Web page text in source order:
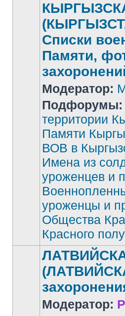
Нет
непрочитанных
Списки
Памяти,
Модератор:
Подфорумы:
территории
Памяти
ВОВ в
Имена из
уроженцев и
уроженцы и
Общества
Красного
Модератор: